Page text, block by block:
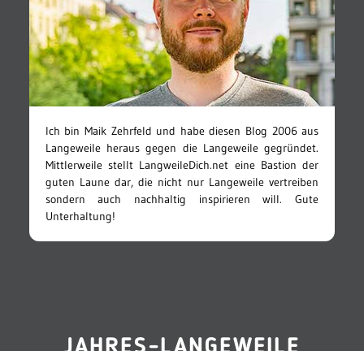
Ich bin Maik Zehrfeld und habe diesen Blog 2006 aus
Langeweile heraus gegen die Langeweile gegründet.
Mittlerweile stellt LangweileDich.net eine Bastion der
guten Laune dar, die nicht nur Langeweile vertreiben
sondern auch nachhaltig inspirieren will. Gute
Unterhaltung!